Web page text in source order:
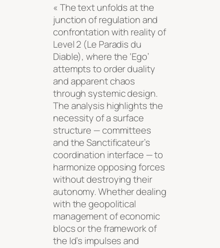
« The text unfolds at the
junction of regulation and
confrontation with reality of
Level 2 (Le Paradis du
Diable), where the ‘Ego’
attempts to order duality
and apparent chaos
through systemic design.
The analysis highlights the
necessity of a surface
structure — committees
and the Sanctificateur’s
coordination interface — to
harmonize opposing forces
without destroying their
autonomy. Whether dealing
with the geopolitical
management of economic
blocs or the framework of
the Id’s impulses and